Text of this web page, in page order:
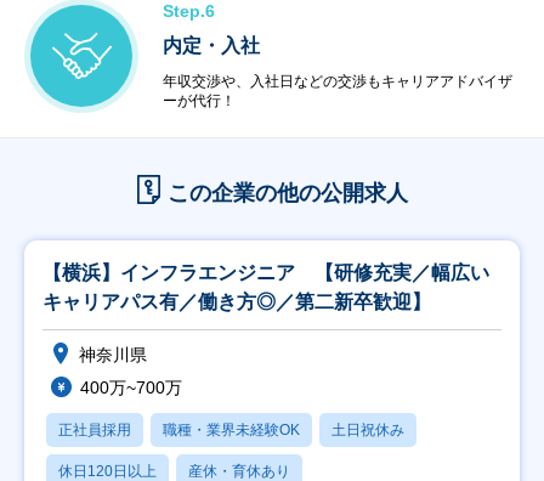
Step.6
内定・入社
年収交渉や、入社日などの交渉もキャリアアドバイザ
ーが代行！
この企業の他の公開求人
【横浜】インフラエンジニア 【研修充実／幅広い
キャリアパス有／働き方◎／第二新卒歓迎】
神奈川県
400万~700万
正社員採用 職種・業界未経験OK 土日祝休み
休日120日以上 産休・育休あり